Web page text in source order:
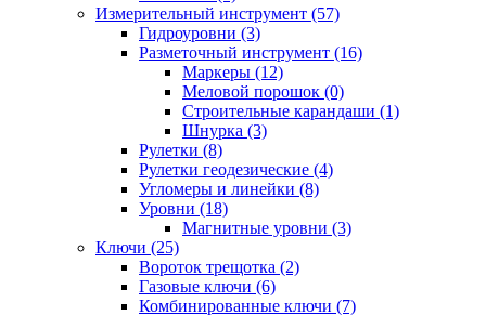
Измерительный инструмент (57)
Гидроуровни (3)
Разметочный инструмент (16)
Маркеры (12)
Меловой порошок (0)
Строительные карандаши (1)
Шнурка (3)
Рулетки (8)
Рулетки геодезические (4)
Угломеры и линейки (8)
Уровни (18)
Магнитные уровни (3)
Ключи (25)
Вороток трещотка (2)
Газовые ключи (6)
Комбинированные ключи (7)